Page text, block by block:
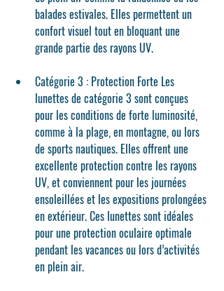
balades estivales. Elles permettent un
confort visuel tout en bloquant une
grande partie des rayons UV.
Catégorie 3 : Protection Forte Les
lunettes de catégorie 3 sont conçues
pour les conditions de forte luminosité,
comme à la plage, en montagne, ou lors
de sports nautiques. Elles offrent une
excellente protection contre les rayons
UV, et conviennent pour les journées
ensoleillées et les expositions prolongées
en extérieur. Ces lunettes sont idéales
pour une protection oculaire optimale
pendant les vacances ou lors d’activités
en plein air.